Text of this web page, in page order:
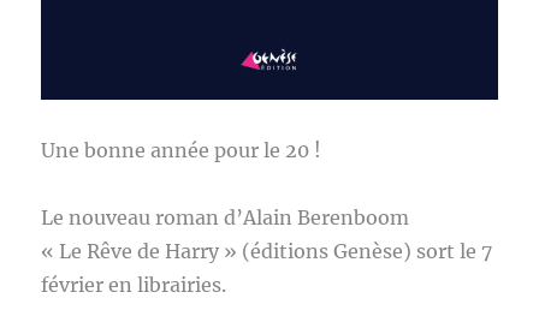
Une bonne année pour le 20 !
Le nouveau roman d’Alain Berenboom
« Le Rêve de Harry » (éditions Genèse) sort le 7
février en librairies.